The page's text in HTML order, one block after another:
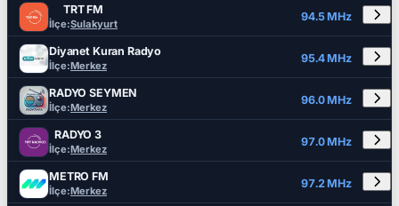
TRT FM
İlçe:Sulakyurt
94.5 MHz
Diyanet Kuran Radyo
İlçe:Merkez
95.4 MHz
RADYO SEYMEN
İlçe:Merkez
96.0 MHz
RADYO 3
İlçe:Merkez
97.0 MHz
METRO FM
İlçe:Merkez
97.2 MHz